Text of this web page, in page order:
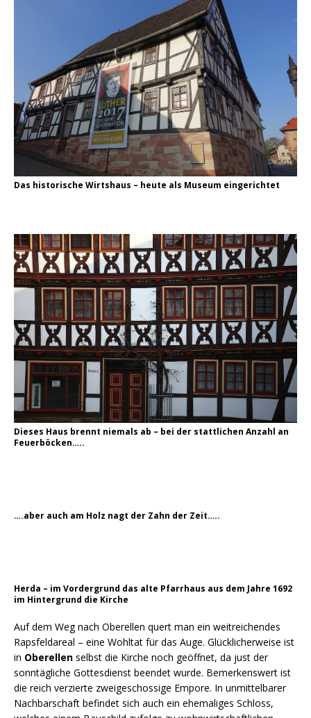
Das historische Wirtshaus – heute als Museum eingerichtet
Dieses Haus brennt niemals ab – bei der stattlichen Anzahl an
Feuerböcken…..
….aber auch am Holz nagt der Zahn der Zeit…..
Herda – im Vordergrund das alte Pfarrhaus aus dem Jahre 1692
im Hintergrund die Kirche
Auf dem Weg nach Oberellen quert man ein weitreichendes
Rapsfeldareal – eine Wohltat für das Auge. Glücklicherweise ist
in Oberellen selbst die Kirche noch geöffnet, da just der
sonntägliche Gottesdienst beendet wurde. Bemerkenswert ist
die reich verzierte zweigeschossige Empore. In unmittelbarer
Nachbarschaft befindet sich auch ein ehemaliges Schloss,